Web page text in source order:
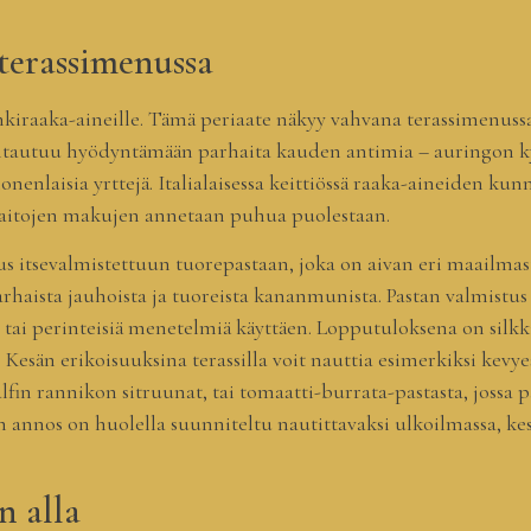
aineille. Tämä periaate näkyy vahvana
hyödyntämään parhaita kauden antimia – auringon
yrttejä. Italialaisessa keittiössä raaka-aineiden
makujen annetaan puhua puolestaan.
itsevalmistettuun tuorepastaan, joka on aivan eri
jauhoista ja tuoreista kananmunista. Pastan
perinteisiä menetelmiä käyttäen. Lopputuloksena on
erikoisuuksina terassilla voit nauttia esimerkiksi
rannikon sitruunat, tai tomaatti-burrata-pastasta, jossa
on huolella suunniteltu nautittavaksi ulkoilmassa,
alla